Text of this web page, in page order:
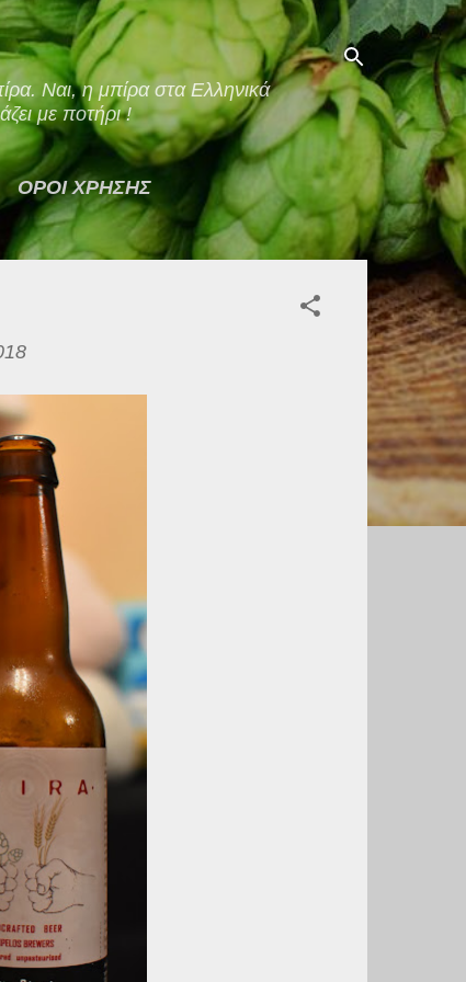
με ποτήρι !
ΟΡΟΙ ΧΡΗΣΗΣ